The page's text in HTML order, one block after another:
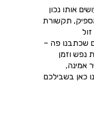
אותו נכון
תקשורת
את 20 הטיפים שכתבנו פה –
נפש וזמן
אמינה,
כאן בשבילכם